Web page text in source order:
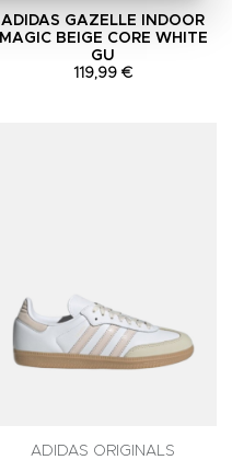
ADIDAS GAZELLE INDOOR
MAGIC BEIGE CORE WHITE
GU
119,99 €
ADIDAS ORIGINALS